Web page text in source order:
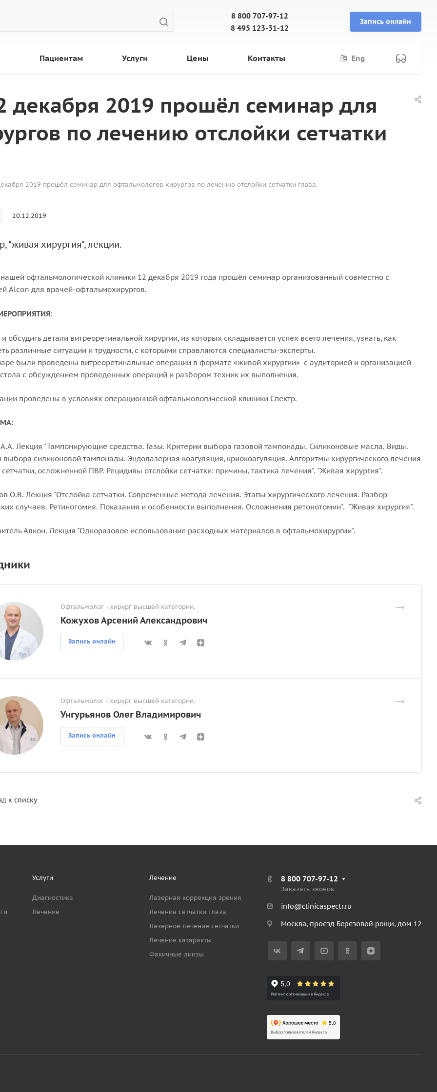
8 800 707-97-12
8 495 123-31-12
Запись онлайн
Пациентам Услуги Цены Контакты Eng
декабря 2019 прошёл семинар для
по лечению отслойки сетчатки
2019 прошёл семинар для офтальмологов-хирургов по лечению отслойки сетчатки глаза.
20.12.2019
"живая хирургия", лекции.
офтальмологической клиники 12 декабря 2019 года прошёл семинар организованный совместно с
Alcon для врачей-офтальмохирургов.
и обсудить детали витреоретинальной хирургии, из которых складывается успех всего лечения, узнать, как
различные ситуации и трудности, с которыми справляются специалисты-эксперты.
были проведены витреоретинальные операции в формате «живой хирургии» с аудиторией и организацией
стола с обсуждением проведенных операций и разбором техник их выполнения.
проведены в условиях операционной офтальмологической клиники Спектр.
Лекция "Тампонирующие средства. Газы. Критерии выбора газовой тампонады. Силиконовые масла. Виды.
выбора силиконовой тампонады. Эндолазерная коагуляция, криокоагуляция. Алгоритмы хирургического лечения
сетчатки, осложненной ПВР. Рецидивы отслойки сетчатки: причины, тактика лечения". "Живая хирургия".
О.В. Лекция "Отслойка сетчатки. Современные метода лечения. Этапы хирургического лечения. Разбор
случаев. Ретинотомия. Показания и особенности выполнения. Осложнения ретонотомии". "Живая хирургия".
Алкон. Лекция "Одноразовое использование расходных материалов в офтальмохирургии".
Офтальмолог - хирург высшей категории.
Кожухов Арсений Александрович
Запись онлайн
Офтальмолог - хирург высшей категории.
Унгурьянов Олег Владимирович
Запись онлайн
к списку
Услуги
Диагностика
Лечение
Лечение
Лазерная коррекция зрения
Лечение сетчатки глаза
Лазерное лечение сетчатки
Лечение катаракты
Факичные линзы
8 800 707-97-12
Заказать звонок
info@clinicaspectr.ru
Москва, проезд Березовой рощи, дом 12